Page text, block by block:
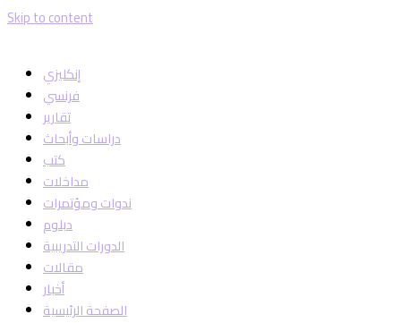
Skip to content
إنكليزي
فرنسي
تقارير
دراسات وأبحاث
كتب
مداخلات
ندوات ومؤتمرات
دبلوم
الدورات التدريبية
مقالات
أخبار
الصفحة الرئيسية